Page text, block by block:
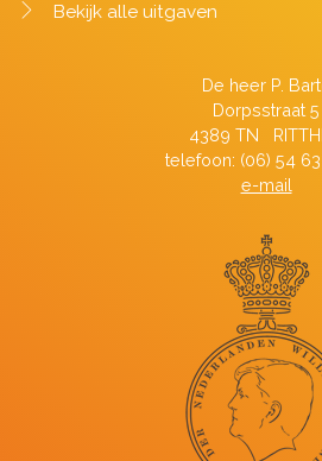
Bekijk alle uitgaven
De heer P.
Dorpsstraat 5
4389 TN
telefoon: (06) 54
e-mail